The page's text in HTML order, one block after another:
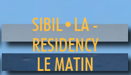
SIBIL•LA -
RESIDENCY
LE MATIN